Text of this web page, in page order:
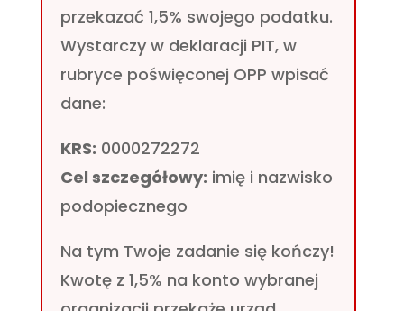
przekazać 1,5% swojego podatku.
Wystarczy w deklaracji PIT, w
rubryce poświęconej OPP wpisać
dane:
KRS: 0000272272
Cel szczegółowy: imię i nazwisko
podopiecznego
Na tym Twoje zadanie się kończy!
Kwotę z 1,5% na konto wybranej